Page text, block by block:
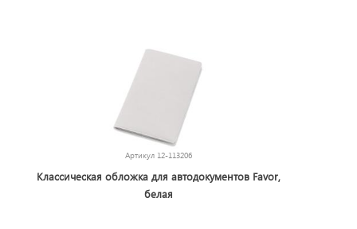
Артикул 12-113206
Классическая обложка для автодокументов Favor,
белая